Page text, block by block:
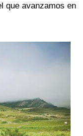
que avanzamos en